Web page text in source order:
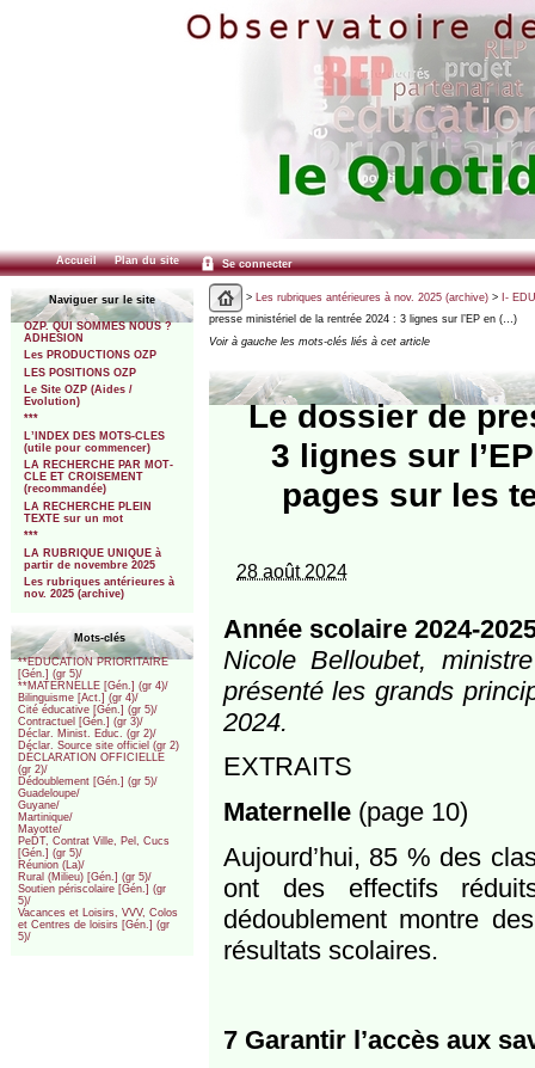
Accueil Plan du site Se connecter
Naviguer sur le site
OZP. QUI SOMMES NOUS ?
ADHESION
Les PRODUCTIONS OZP
LES POSITIONS OZP
Le Site OZP (Aides /
Evolution)
***
L’INDEX DES MOTS-CLES
(utile pour commencer)
LA RECHERCHE PAR MOT-
CLE ET CROISEMENT
(recommandée)
LA RECHERCHE PLEIN
TEXTE sur un mot
***
LA RUBRIQUE UNIQUE à
partir de novembre 2025
Les rubriques antérieures à
nov. 2025 (archive)
Mots-clés
**EDUCATION PRIORITAIRE
[Gén.] (gr 5)/
**MATERNELLE [Gén.] (gr 4)/
Bilinguisme [Act.] (gr 4)/
Cité éducative [Gén.] (gr 5)/
Contractuel [Gén.] (gr 3)/
Déclar. Minist. Educ. (gr 2)/
Déclar. Source site officiel (gr 2)
DÉCLARATION OFFICIELLE
(gr 2)/
Dédoublement [Gén.] (gr 5)/
Guadeloupe/
Guyane/
Martinique/
Mayotte/
PeDT, Contrat Ville, Pel, Cucs
[Gén.] (gr 5)/
Réunion (La)/
Rural (Milieu) [Gén.] (gr 5)/
Soutien périscolaire [Gén.] (gr
5)/
Vacances et Loisirs, VVV, Colos
et Centres de loisirs [Gén.] (gr
5)/
> Les rubriques antérieures à nov. 2025 (archive)> I-
presse ministériel de la rentrée 2024 : 3 lignes sur l’EP en (…)
Voir à gauche les mots-clés liés à cet article
Le dossier de
3 lignes sur
pages sur les
28 août 2024
Année scolaire 2024-
Nicole Belloubet,
présenté les grands
2024.
EXTRAITS
Maternelle(page 10)
Aujourd’hui, 85 % des
ont des effectifs
dédoublement montre
résultats scolaires.
7 Garantir l’accès aux